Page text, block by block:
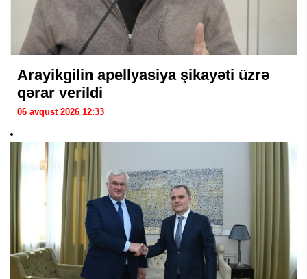
Arayikgilin apellyasiya şikayəti üzrə
qərar verildi
06 avqust 2026 12:33